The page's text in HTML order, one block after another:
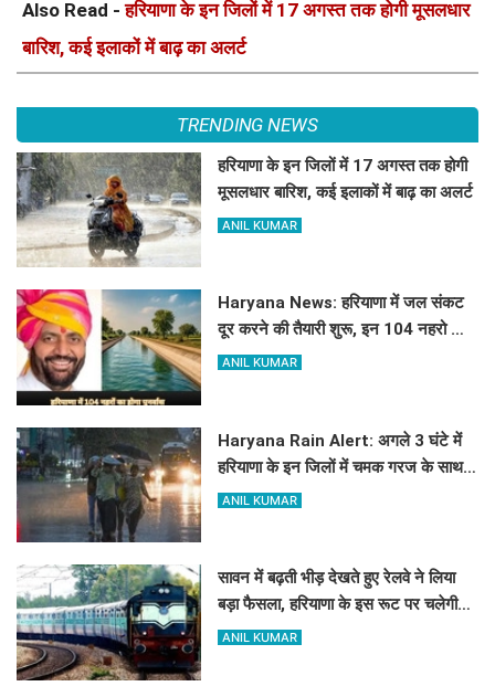
Also Read -हरियाणा के इन जिलों में 17 अगस्त तक होगी मूसलधार
बारिश, कई इलाकों में बाढ़ का अलर्ट
TRENDING NEWS
हरियाणा के इन जिलों में 17 अगस्त तक होगी
मूसलधार बारिश, कई इलाकों में बाढ़ का अलर्ट
ANIL KUMAR
Haryana News: हरियाणा में जल संकट
दूर करने की तैयारी शुरू, इन 104 नहरो का
होगा पुनर्वास
ANIL KUMAR
Haryana Rain Alert: अगले 3 घंटे में
हरियाणा के इन जिलों में चमक गरज के साथ
होगी बारिश, देखिए ताजा अलर्ट
ANIL KUMAR
सावन में बढ़ती भीड़ देखते हुए रेलवे ने लिया
बड़ा फैसला, हरियाणा के इस रूट पर चलेगी
स्पेशल ट्रेन, देखें टाइमिंग
ANIL KUMAR